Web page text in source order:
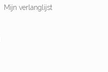
Mijn verlanglijst